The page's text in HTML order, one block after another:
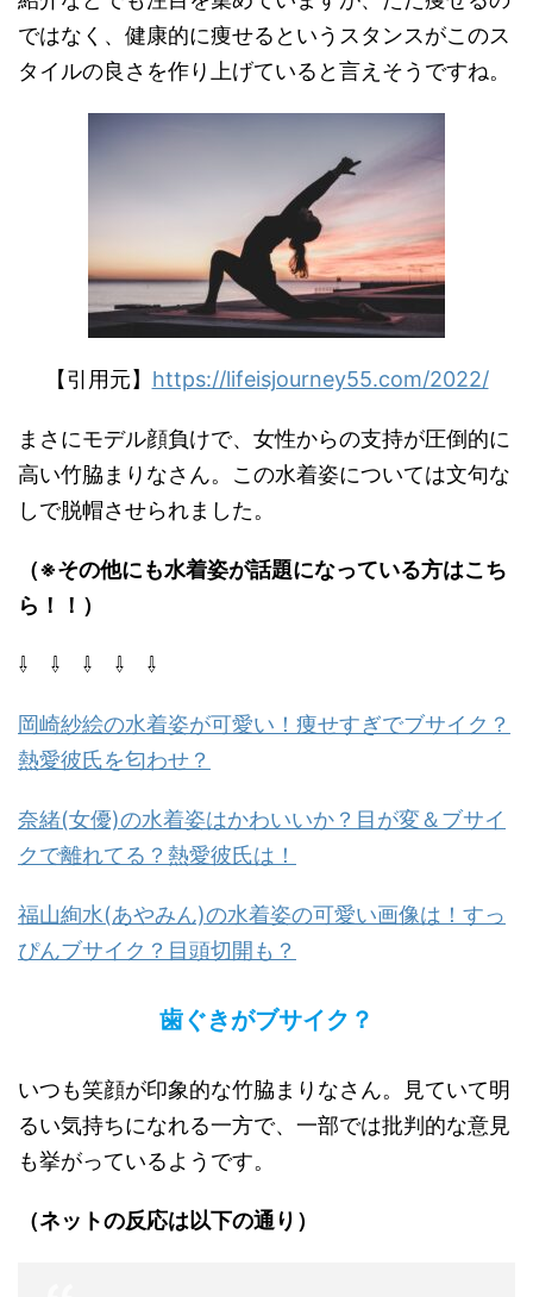
ではなく、健康的に痩せるというスタンスがこのス
タイルの良さを作り上げていると言えそうですね。
【引用元】 https://lifeisjourney55.com/2022/
まさにモデル顔負けで、女性からの支持が圧倒的に
高い竹脇まりなさん。この水着姿については文句な
しで脱帽させられました。
（※その他にも水着姿が話題になっている方はこち
ら！！）
⇩ ⇩ ⇩ ⇩ ⇩
岡崎紗絵の水着姿が可愛い！痩せすぎでブサイク？
熱愛彼氏を匂わせ？
奈緒(女優)の水着姿はかわいいか？目が変＆ブサイ
クで離れてる？熱愛彼氏は！
福山絢水(あやみん)の水着姿の可愛い画像は！すっ
ぴんブサイク？目頭切開も？
歯ぐきがブサイク？
いつも笑顔が印象的な竹脇まりなさん。見ていて明
るい気持ちになれる一方で、一部では批判的な意見
も挙がっているようです。
（ネットの反応は以下の通り）